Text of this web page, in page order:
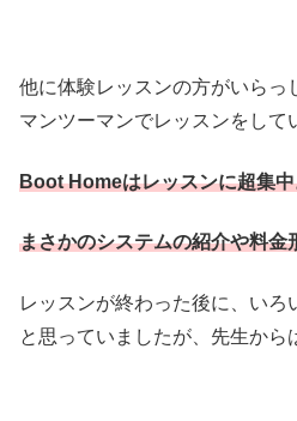
他に体験レッスンの方がいらっ
マンツーマンでレッスンをして
Boot Homeはレッスンに超集
まさかのシステムの紹介や料金
レッスンが終わった後に、いろ
と思っていましたが、先生から